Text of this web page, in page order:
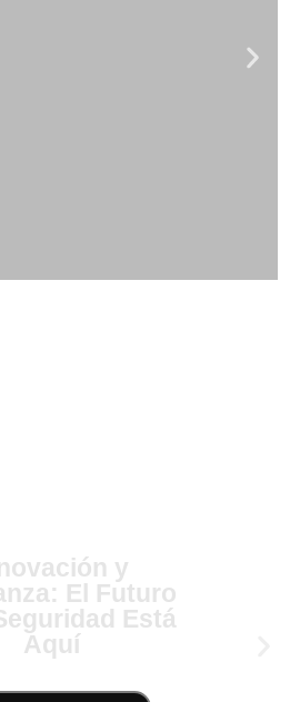
y
El Futuro
Está
Aquí